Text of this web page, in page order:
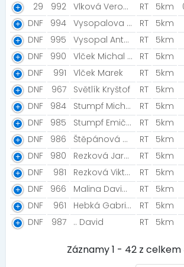
29
992 Vlková Veronika RT 5km
DNF
994 Vysopalova Zuzana [Kylda] RT
5km
DNF
995 Vysopal Antonin RT
5km
DNF
990 Vlček Michal [YFAI] RT
5km
DNF
991 Vlček Marek RT
5km
DNF
967 Světlík Kryštof RT
5km
DNF
984 Stumpf Michal [Most] RT
5km
DNF
985 Stumpf Emička RT
5km
DNF
986 Štěpánová Alena RT
5km
DNF
980 Rezková Jaroslava RT
5km
DNF
981 Rezková Viktorie RT
5km
DNF
966 Malina David [NN2022] RT
5km
DNF
961 Hebká Gabriela Kateřina RT
5km
DNF
987 .. David RT 5km
Záznamy 1 - 42 z celkem